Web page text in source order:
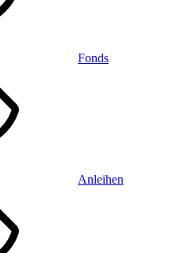
Fonds
Anleihen